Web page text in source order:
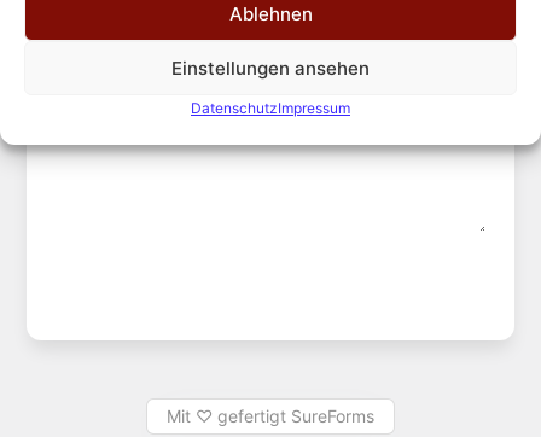
Ablehnen
Einstellungen ansehen
DatenschutzImpressum
Comment or Message
Mit ♡ gefertigt SureForms